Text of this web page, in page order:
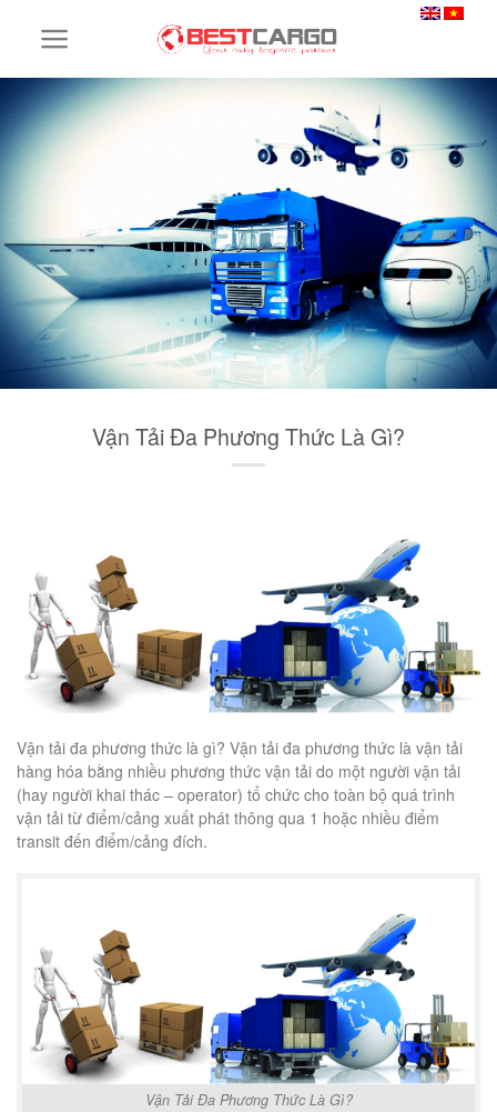
Vận Tải Đa Phương Thức Là Gì?
Vận tải đa phương thức là gì? Vận tải đa phương thức là vận tải
hàng hóa bằng nhiều phương thức vận tải do một người vận tải
(hay người khai thác – operator) tổ chức cho toàn bộ quá trình
vận tải từ điểm/cảng xuất phát thông qua 1 hoặc nhiều điểm
transit đến điểm/cảng đích.
Vận Tải Đa Phương Thức Là Gì?